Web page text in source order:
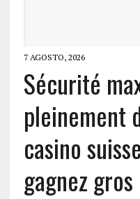
7 AGOSTO, 2026
Sécurité
pleinement
casino
gagnez gros